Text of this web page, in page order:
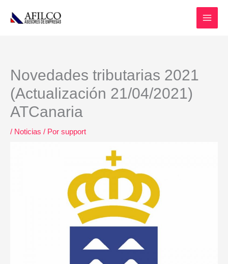
Novedades tributarias 2021
(Actualización 21/04/2021)
ATCanaria
/ Noticias / Por support